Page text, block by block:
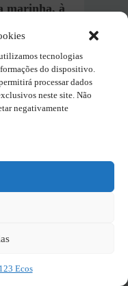
tecnologias
do dispositivo.
processar dados
neste site. Não
negativamente
Ecos
marinha, à
que
de
o tempo,
ambiente.
de